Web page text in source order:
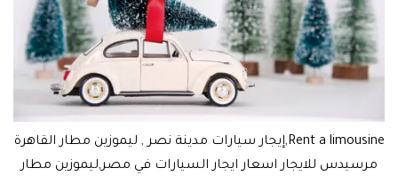
Rent a limousine,إيجار سيارات مدينة نصر , ليموزين مطار القاهرة
مرسيدس للايجار اسعار ايجار السيارات في مصر,ليموزين مطار